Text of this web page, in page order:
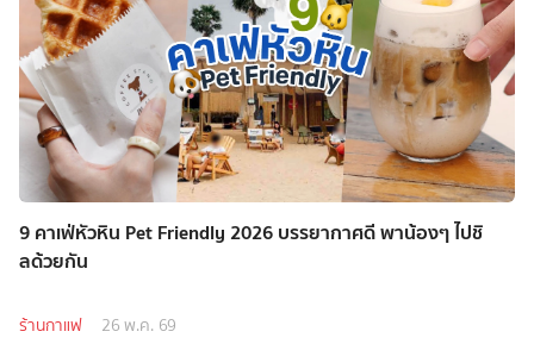
9 คาเฟ่หัวหิน Pet Friendly 2026 บรรยากาศดี พาน้องๆ ไปชิ
ลด้วยกัน
ร้านกาแฟ 26 พ.ค. 69